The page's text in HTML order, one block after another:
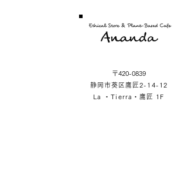
〒420-0839
静岡市葵区鷹匠2-14-12
La ・Tierra・鷹匠 1F